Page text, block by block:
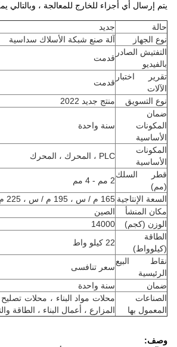
يتم إرسال أي أجزاء للخارج للمعالجة ، وبالتالي
حالة
جديد
نوع الجهاز
آلة صنع شبكة الأسلاك سداسية
التفتيش الصادر
بالفيديو
قدمت
تقرير اختبار
الآلات
قدمت
نوع التسويق
منتج جديد 2022
ضمان
المكونات
الأساسية
سنة واحدة
المكونات
الأساسية
PLC ، المحرك ، المحرك
قطر السلك
(مم)
2 مم - 4 مم
السعة الإنتاجية165 م / س ، 195 م / س ، 225 م / س
مكان المنشأ
الصين
الوزن (كجم)
14000
الطاقة
(كيلوواط)
22 كيلو واط
نقاط البيع
الرئيسية
سعر تنافسى
ضمان
سنة واحدة
الصناعات
المعمول بها
محلات مواد البناء ، محلات تصليح
المزارع ، أعمال البناء ، الطاقة
وصف: